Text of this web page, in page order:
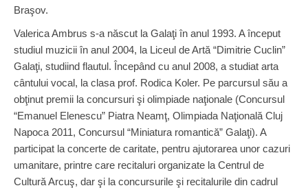
Braşov.
Valerica Ambrus s-a născut la Galaţi în anul 1993. A început
studiul muzicii în anul 2004, la Liceul de Artă “Dimitrie Cuclin”
Galaţi, studiind flautul. Începând cu anul 2008, a studiat arta
cântului vocal, la clasa prof. Rodica Koler. Pe parcursul său a
obţinut premii la concursuri şi olimpiade naţionale (Concursul
“Emanuel Elenescu” Piatra Neamţ, Olimpiada Naţională Cluj
Napoca 2011, Concursul “Miniatura romantică” Galaţi). A
participat la concerte de caritate, pentru ajutorarea unor cazuri
umanitare, printre care recitaluri organizate la Centrul de
Cultură Arcuş, dar şi la concursurile şi recitalurile din cadrul